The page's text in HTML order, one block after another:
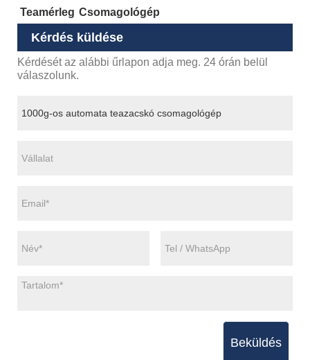
Teamérleg Csomagológép
Kérdés küldése
Kérdését az alábbi űrlapon adja meg. 24 órán belül
válaszolunk.
Beküldés